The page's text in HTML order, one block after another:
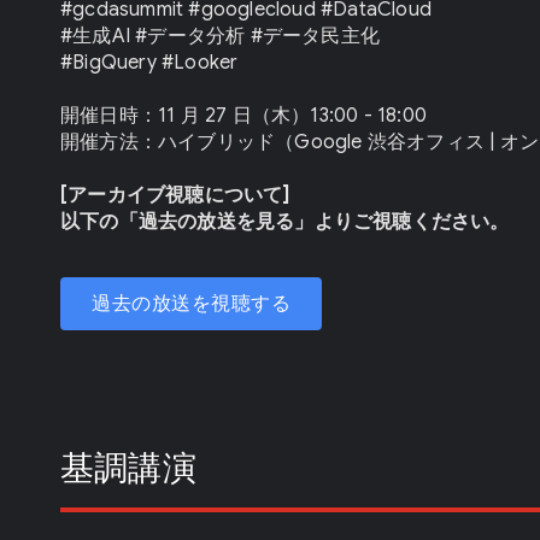
#gcdasummit #googlecloud #DataCloud
#生成AI #データ分析 #データ民主化
#BigQuery #Looker
開催日時：11 月 27 日（木）13:00 - 18:00
開催方法：ハイブリッド（Google 渋谷オフィス | オン
[アーカイブ視聴について]
以下の「過去の放送を見る」よりご視聴ください。
過去の放送を視聴する
基調講演